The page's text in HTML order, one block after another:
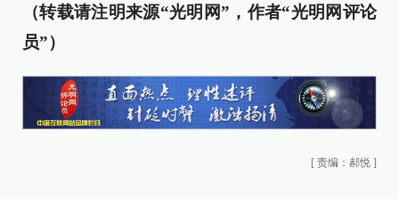
（转载请注明来源“光明网”，作者“光明网评论
员”）
[ 责编：郝悦 ]